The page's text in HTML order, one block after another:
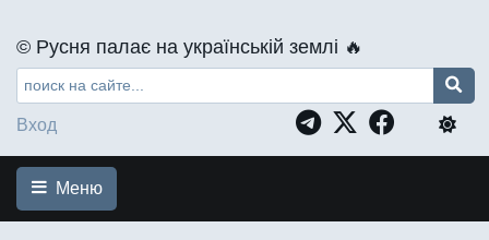
©️ Русня палає на українській землі 🔥
Вход
Меню